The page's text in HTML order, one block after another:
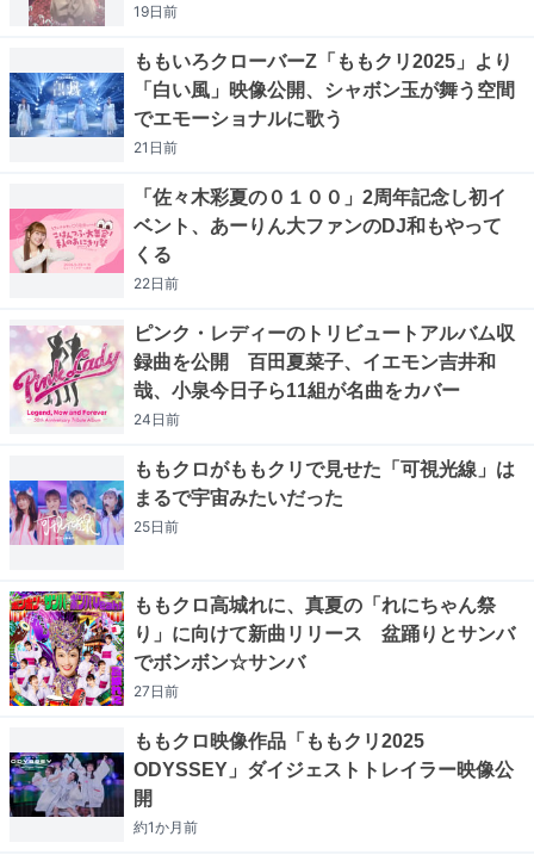
19日前
ももいろクローバーZ「ももクリ2025」より
「白い風」映像公開、シャボン玉が舞う空間
でエモーショナルに歌う
21日前
「佐々木彩夏の０１００」2周年記念し初イ
ベント、あーりん大ファンのDJ和もやって
くる
22日前
ピンク・レディーのトリビュートアルバム収
録曲を公開 百田夏菜子、イエモン吉井和
哉、小泉今日子ら11組が名曲をカバー
24日前
ももクロがももクリで見せた「可視光線」は
まるで宇宙みたいだった
25日前
ももクロ高城れに、真夏の「れにちゃん祭
り」に向けて新曲リリース 盆踊りとサンバ
でボンボン☆サンバ
27日前
ももクロ映像作品「ももクリ2025
ODYSSEY」ダイジェストトレイラー映像公
開
約1か月前